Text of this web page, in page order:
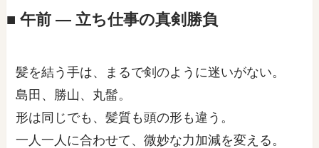
■ 午前 ― 立ち仕事の真剣勝負
髪を結う手は、まるで剣のように迷いがない。
島田、勝山、丸髷。
形は同じでも、髪質も頭の形も違う。
一人一人に合わせて、微妙な力加減を変える。